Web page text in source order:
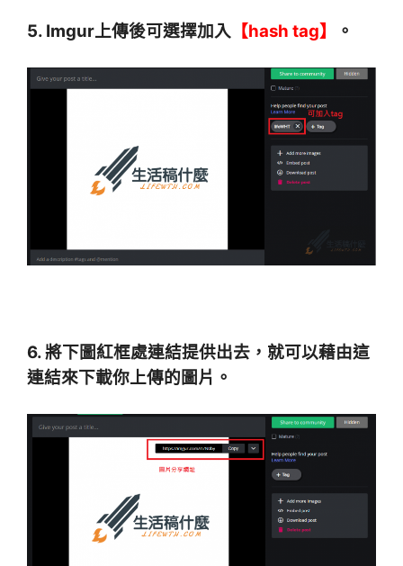
5. Imgur上傳後可選擇加入 【hash tag】 。
6. 將下圖紅框處連結提供出去，就可以藉由這
連結來下載你上傳的圖片。